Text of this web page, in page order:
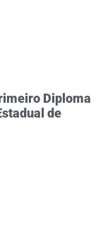
Diploma
de